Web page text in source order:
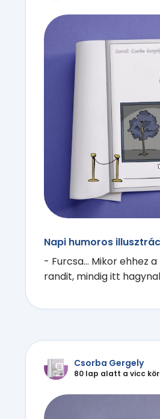
Napi humoros
- Furcsa... Mikor ehhez
randit, mindig itt
Csorba Gergely
80 lap alatt a vicc